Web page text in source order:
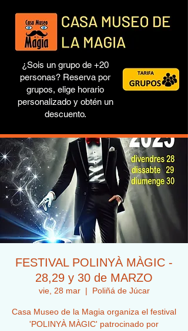
¿Sois un grupo de +20
personas? Reserva por
grupos, elige horario
personalizado y obtén un
descuento.
FESTIVAL POLINYÀ MÀGIC -
28,29 y 30 de MARZO
vie, 28 mar
  |
Poliñá de Júcar
Casa Museo de la Magia organiza el festival
'POLINYÀ MÀGIC' patrocinado por